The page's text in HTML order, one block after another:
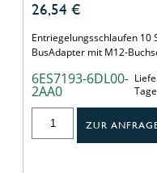
26,54 €
Entriegelungsschlaufen 10
BusAdapter mit M12-
6ES7193-6DL00-
2AA0
ZUR